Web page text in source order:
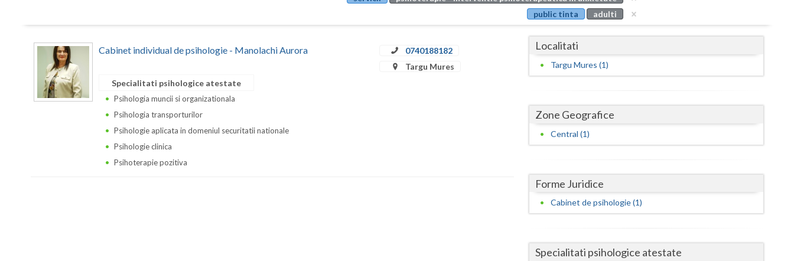
Buzau
Cluj
Covasna
Dambovita
Dolj
Galati
Gorj
public tinta
adulti
Cabinet individual de psihologie - Manolachi Aurora
0740188182
Targu Mures
Specialitati psihologice atestate
Psihologia muncii si organizationala
Psihologia transporturilor
Psihologie aplicata in domeniul securitatii nationale
Psihologie clinica
Psihoterapie pozitiva
Localitati
Targu Mures (1)
Zone Geografice
Central (1)
Forme Juridice
Cabinet de psihologie (1)
Specialitati psihologice atestate